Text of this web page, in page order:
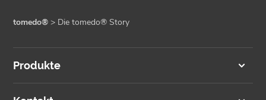
tomedo® > Die tomedo® Story
Produkte